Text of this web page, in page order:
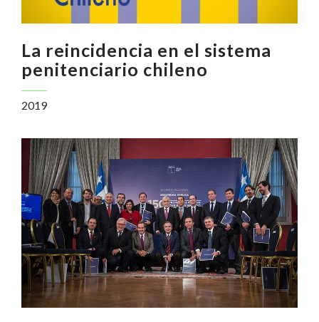
La reincidencia en el sistema
penitenciario chileno
2019